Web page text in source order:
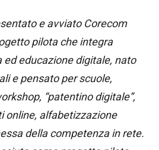
e avviato Corecom
pilota che integra
educazione digitale, nato
e pensato per scuole,
“patentino digitale”,
online, alfabetizzazione
della competenza in rete.